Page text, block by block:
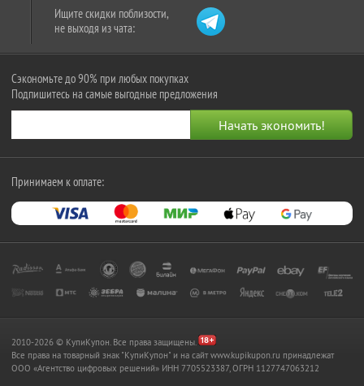
Ищите скидки поблизости,
не выходя из чата:
Сэкономьте до 90% при любых покупках
Подпишитесь на самые выгодные предложения
Принимаем к оплате:
2010-2026 © КупиКупон. Все права защищены.
Все права на товарный знак "КупиКупон" и на сайт www.kupikupon.ru принадлежат
OOO «Агентство цифровых решений» ИНН 7705523387, ОГРН 1127747063212